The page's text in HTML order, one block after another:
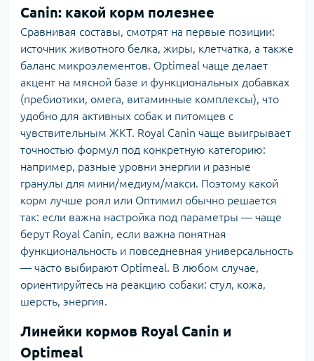
Canin: какой корм полезнее
Сравнивая составы, смотрят на первые позиции:
источник животного белка, жиры, клетчатка, а также
баланс микроэлементов. Optimeal чаще делает
акцент на мясной базе и функциональных добавках
(пребиотики, омега, витаминные комплексы), что
удобно для активных собак и питомцев с
чувствительным ЖКТ. Royal Canin чаще выигрывает
точностью формул под конкретную категорию:
например, разные уровни энергии и разные
гранулы для мини/медиум/макси. Поэтому какой
корм лучше роял или Оптимил обычно решается
так: если важна настройка под параметры — чаще
берут Royal Canin, если важна понятная
функциональность и повседневная универсальность
— часто выбирают Optimeal. В любом случае,
ориентируйтесь на реакцию собаки: стул, кожа,
шерсть, энергия.
Линейки кормов Royal Canin и
Optimeal